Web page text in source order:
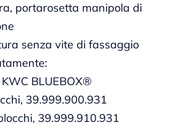
portarosetta manipola di
senza vite di fassaggio
BLUEBOX®
39.999.900.931
39.999.910.931